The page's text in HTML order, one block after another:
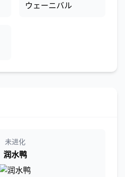
ウェーニバル
未进化
润水鸭